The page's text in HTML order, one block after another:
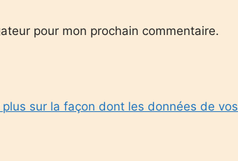
pour mon prochain commentaire.
plus sur la façon dont les données de vos